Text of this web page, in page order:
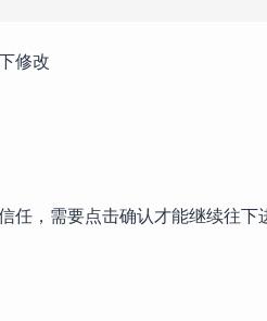
修改
任，需要点击确认才能继续往